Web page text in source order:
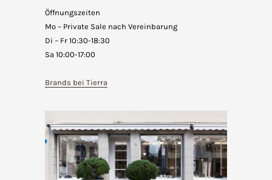
Öffnungszeiten
Mo – Private Sale nach Vereinbarung
Di – Fr 10:30-18:30
Sa 10:00-17:00
Brands bei Tierra